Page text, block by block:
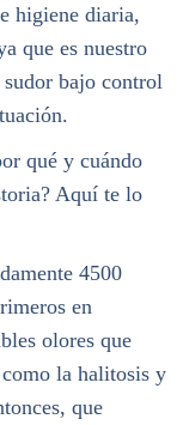
higiene diaria,
que es nuestro
bajo control
qué y cuándo
Aquí te lo
4500
en
olores que
la halitosis y
que